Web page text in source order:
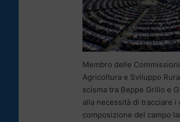
Membro delle
Agricoltura e Sviluppo
scisma tra Beppe Grillo e
alla necessità di tracciare
composizione del campo